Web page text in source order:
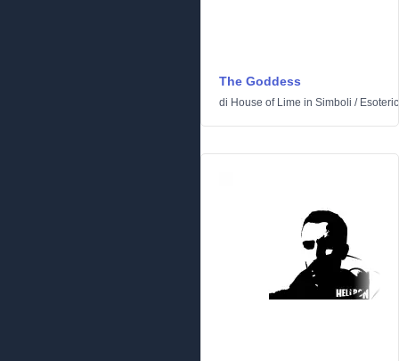
The Goddess
di House of Lime in Simboli /